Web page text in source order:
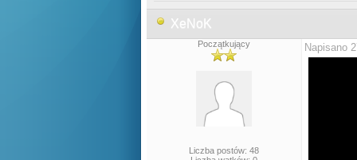
XeNoK
Początkujący
Liczba postów: 48
Napisano